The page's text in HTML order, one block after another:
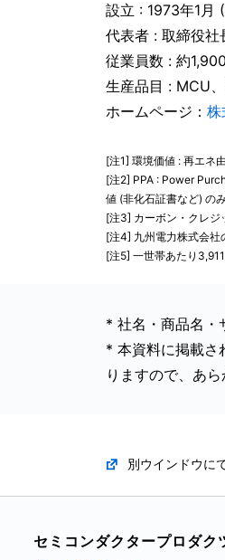
設立 : 1973年1月
代表者 : 取締役
従業員数 : 約
生産品目 : MCU
ホームページ： 株
[注1] 環境価値 : 再エネ
[注2] PPA : Power
値 (非化石証書など) の
[注3] カーボン・クレジ
[注4] 九州電力株式会
[注5] 一世帯あたり
* 社名・商品名・
* 本資料に掲載さ
りますので、あら
別ウインドウに
セミコンダクタープロダク